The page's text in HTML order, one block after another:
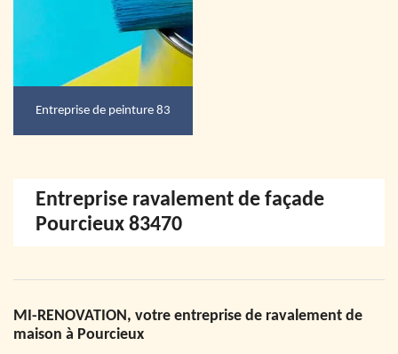
Entreprise de peinture 83
Entreprise ravalement de façade
Pourcieux 83470
MI-RENOVATION, votre entreprise de ravalement de
maison à Pourcieux